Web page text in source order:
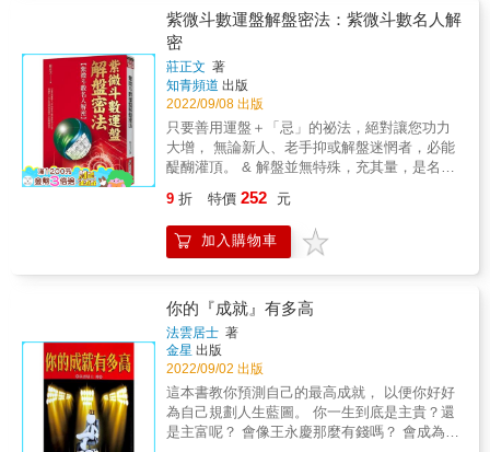
用！ & ‧2023年社會的整體運勢走向 ‧2023年流
年星曜運勢預測 ‧2023年四大季度與每月運勢提
醒 &
動念進而行動產生結果，每個行為之下都隱藏
著動機，我試著把這些心理學觀念冠在命盤中
去理解解析，也經過深思、印證，才能轉化為
智慧融入腦海中。 所有顯露在外的情緒都只是
冰山一角，更大的危機是隱藏在冰山底下最深
自於潛意識，我們看到的一切表面，有可能都
只是假象而已。 讓我更深信心理學跟命理學是
可以相輔相成，更可以利用心理學來輔佐命理
讓更多人來一起瞭解人性層面，在推理命盤過
紫微斗數運盤解盤密法：紫微斗數名人解
密
莊正文 著
知青頻道 出版
2022/09/08 出版
只要善用運盤＋「忌」的祕法，絕對讓您功力
大增， 無論新人、老手抑或解盤迷惘者，必能
醍醐灌頂。 & 解盤並無特殊，充其量，是名熟
望、聞、問、切本事，方能順命推敲、依運解
套。 & 然命、醫專業迥異，斗師答覆症狀、起
因，絕無用藥本事。況且論命推運，解決方法
其他的一概不通。 & 如果透過分析，外加閱
歷，給點心理建設未嘗不行，只是運程能否更
動？仍要借助命主的意志、調控。宮位是症、
星主是因，想瞭解問題的癥結，星、宮、象的
熟悉不好忽略。可惜原需要斗師製盤、解盤的
面紗，逐漸被科技取代。現在只要按按手機、
敲敲電腦鍵盤，任何命盤、飛星、四化，網路
上都有資料能查。 & 筆者先前拙作《大師不傳
9 折 特價 252 元
加入購物車
你的『成就』有多高
法雲居士 著
金星 出版
2022/09/02 出版
這本書教你預測自己的最高成就， 以便你好好
為自己規劃人生藍圖。 你一生到底是主貴？還
是主富呢？ 會像王永慶那麼有錢嗎？ 會成為世